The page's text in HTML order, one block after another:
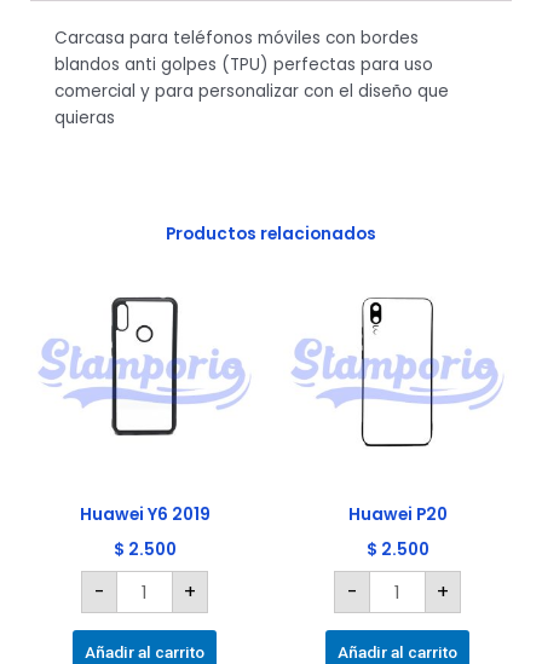
Carcasa para teléfonos móviles con bordes
blandos anti golpes (TPU) perfectas para uso
comercial y para personalizar con el diseño que
quieras
Productos relacionados
Huawei Y6 2019
$ 2.500
-
2019
cantidad
+
Añadir al carrito
Huawei P20
$ 2.500
-
cantidad
+
Añadir al carrito